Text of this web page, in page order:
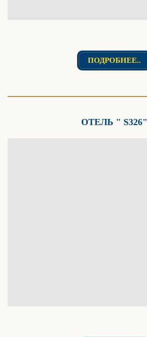
ПОДРОБНЕЕ..
ОТЕЛЬ " S326"